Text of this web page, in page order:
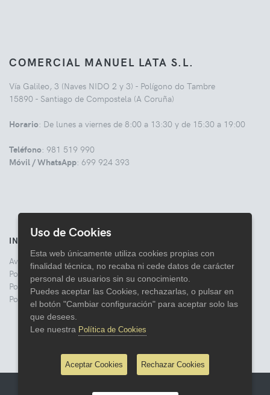
COMERCIAL MANUEL LATA S.L.
Vía Galileo, 3 (Naves NIDO 2 y 3) - Polígono do Tambre
15890 - Santiago de Compostela (A Coruña)
Horario: De lunes a viernes de 8:00 a 13:30 y de 15:30 a 19:00
Teléfono: 981 519 990
Móvil / WhatsApp: 699 924 393
INFORMACIÓN
Aviso legal
Politica de Privacidad
Política de Cookies
Política de Devoluciones
Uso de Cookies
Esta web únicamente utiliza cookies propias con
finalidad técnica, no recaba ni cede datos de carácter
personal de usuarios sin su conocimiento.
Puedes aceptar las Cookies, rechazarlas, o pulsar en
el botón "Cambiar configuración" para aceptar solo las
que desees.
Lee nuestra Política de Cookies
Aceptar Cookies Rechazar Cookies